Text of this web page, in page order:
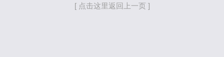
[ 点击这里返回上一页 ]